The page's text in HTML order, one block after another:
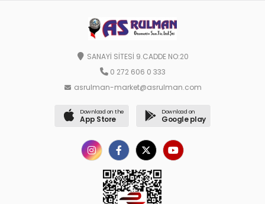
SANAYİ SİTESİ 9.CADDE NO:20
0 272 606 0 333
asrulman-market@asrulman.com
Download on the
App Store
Download on
Google play